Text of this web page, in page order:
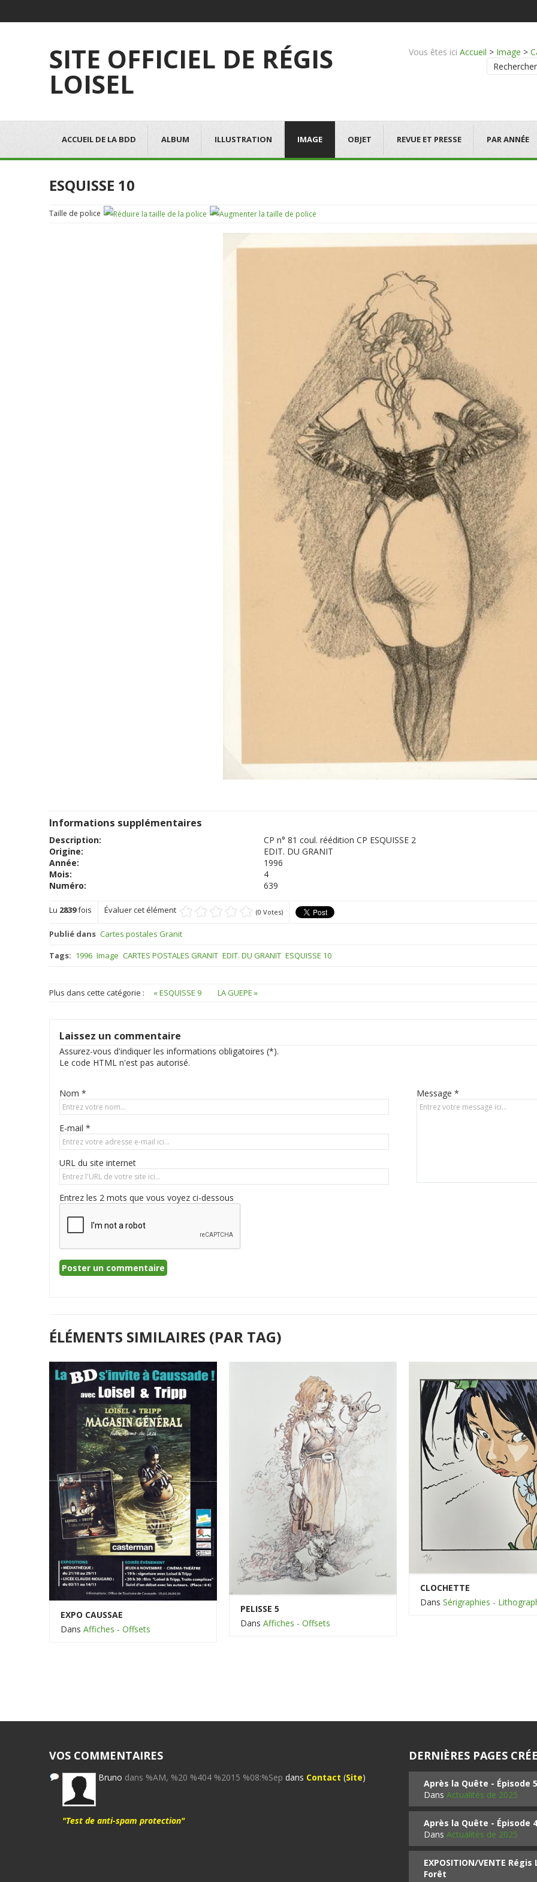
SITE OFFICIEL DE RÉGIS
LOISEL
Vous êtes ici Accueil > Image >
Rechercher
ACCUEIL DE LA BDD ALBUM ILLUSTRATION IMAGE OBJET REVUE ET PRESSE PAR ANNÉE
ESQUISSE 10
Taille de police
Informations supplémentaires
Description:
CP n° 81 coul. réédition CP ESQUISSE 2
Origine:
EDIT. DU GRANIT
Année:
1996
Mois:
4
Numéro:
639
Lu 2839fois Évaluer cet élément (0 Votes)
Publié dans Cartes postales Granit
Tags: 1996 Image CARTES POSTALES GRANIT EDIT. DU GRANIT ESQUISSE 10
Plus dans cette catégorie : « ESQUISSE 9 LA GUEPE »
Laissez un commentaire
Assurez-vous d'indiquer les informations obligatoires (*).
Le code HTML n'est pas autorisé.
Nom *
E-mail *
URL du site internet
Message *
Entrez les 2 mots que vous voyez ci-dessous
ÉLÉMENTS SIMILAIRES (PAR TAG)
EXPO CAUSSAE
Dans Affiches - Offsets
PELISSE 5
Dans Affiches - Offsets
CLOCHETTE
Dans Sérigraphies -
VOS COMMENTAIRES
Bruno dans %AM, %20 %404 %2015 %08:%Sep dans Contact (Site)
"Test de anti-spam protection"
DERNIÈRES PAGES
Après la Quête - Épisode 5
Dans Actualités de 2025
Après la Quête - Épisode 4
Dans Actualités de 2025
EXPOSITION/VENTE
Forêt